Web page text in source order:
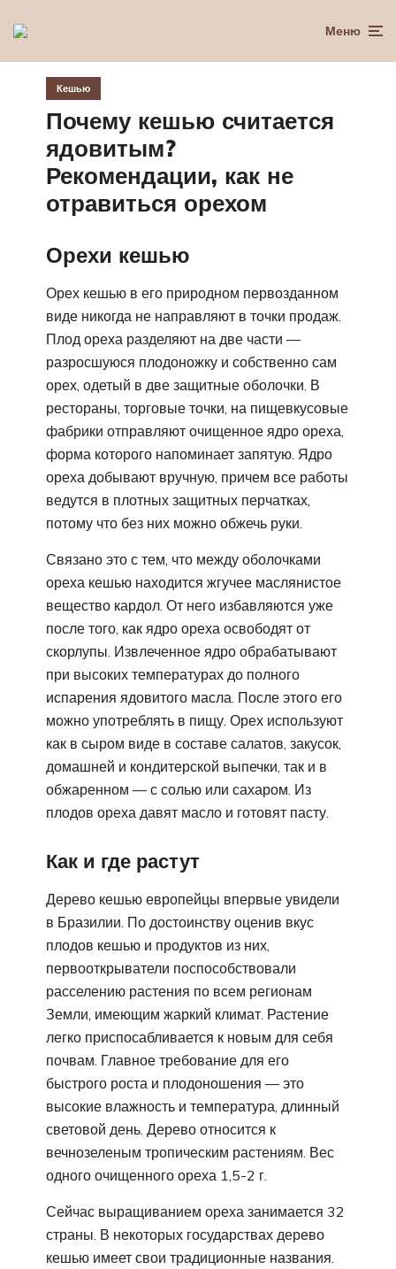
Меню
Кешью
Почему кешью считается
ядовитым?
Рекомендации, как не
отравиться орехом
Орехи кешью
Орех кешью в его природном первозданном
виде никогда не направляют в точки продаж.
Плод ореха разделяют на две части —
разросшуюся плодоножку и собственно сам
орех, одетый в две защитные оболочки. В
рестораны, торговые точки, на пищевкусовые
фабрики отправляют очищенное ядро ореха,
форма которого напоминает запятую. Ядро
ореха добывают вручную, причем все работы
ведутся в плотных защитных перчатках,
потому что без них можно обжечь руки.
Связано это с тем, что между оболочками
ореха кешью находится жгучее маслянистое
вещество кардол. От него избавляются уже
после того, как ядро ореха освободят от
скорлупы. Извлеченное ядро обрабатывают
при высоких температурах до полного
испарения ядовитого масла. После этого его
можно употреблять в пищу. Орех используют
как в сыром виде в составе салатов, закусок,
домашней и кондитерской выпечки, так и в
обжаренном — с солью или сахаром. Из
плодов ореха давят масло и готовят пасту.
Как и где растут
Дерево кешью европейцы впервые увидели
в Бразилии. По достоинству оценив вкус
плодов кешью и продуктов из них,
первооткрыватели поспособствовали
расселению растения по всем регионам
Земли, имеющим жаркий климат. Растение
легко приспосабливается к новым для себя
почвам. Главное требование для его
быстрого роста и плодоношения — это
высокие влажность и температура, длинный
световой день. Дерево относится к
вечнозеленым тропическим растениям. Вес
одного очищенного ореха 1,5-2 г.
Сейчас выращиванием ореха занимается 32
страны. В некоторых государствах дерево
кешью имеет свои традиционные названия.